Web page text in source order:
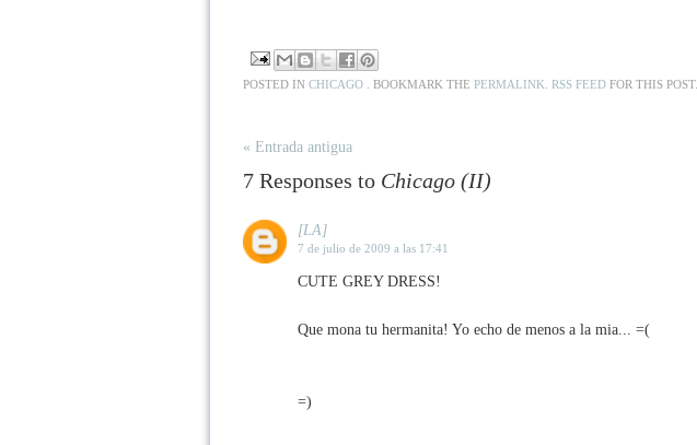
POSTED IN CHICAGO . BOOKMARK THE PERMALINK RSS FEED FOR THIS POST.
« Entrada antigua
7 Responses to Chicago (II)
[LA]
7 de julio de 2009 a las 17:41
CUTE GREY DRESS!
Que mona tu hermanita! Yo echo de menos a la mia... =(
=)